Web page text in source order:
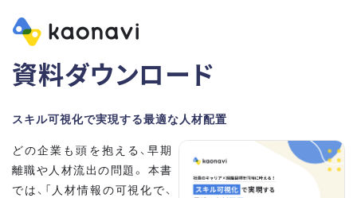
資料ダウンロード
スキル可視化で実現する最適な人材配置
どの企業も頭を抱える、早期
離職や人材流出の問題。 本書
では、「人材情報の可視化で、